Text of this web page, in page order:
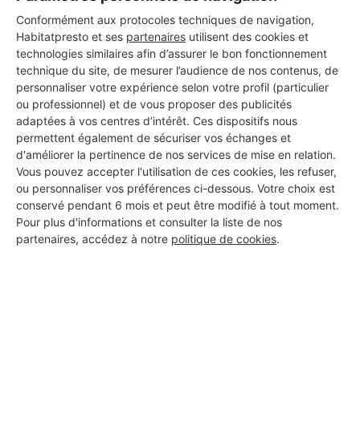
Conformément aux protocoles techniques de navigation,
Habitatpresto et ses partenaires utilisent des cookies et
technologies similaires afin d’assurer le bon fonctionnement
technique du site, de mesurer l’audience de nos contenus, de
personnaliser votre expérience selon votre profil (particulier
ou professionnel) et de vous proposer des publicités
adaptées à vos centres d’intérêt. Ces dispositifs nous
permettent également de sécuriser vos échanges et
d'améliorer la pertinence de nos services de mise en relation.
Vous pouvez accepter l'utilisation de ces cookies, les refuser,
ou personnaliser vos préférences ci-dessous. Votre choix est
conservé pendant 6 mois et peut être modifié à tout moment.
Pour plus d'informations et consulter la liste de nos
partenaires, accédez à notre politique de cookies.
DEMANDER UN DEVIS